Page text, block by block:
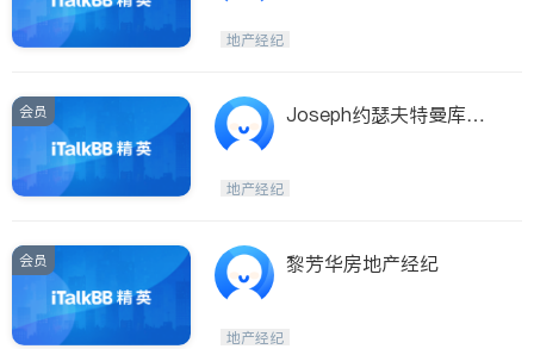
地产经纪
会员
Joseph约瑟夫特曼库拉,
地产经纪
会员 黎芳华房地产经纪
地产经纪